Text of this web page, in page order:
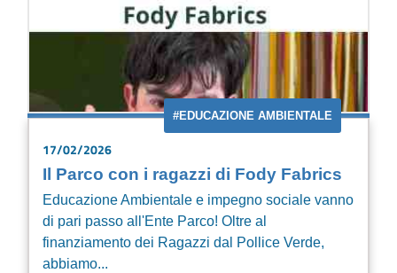
#EDUCAZIONE AMBIENTALE
17/02/2026
Il Parco con i ragazzi di Fody Fabrics
Educazione Ambientale e impegno sociale vanno
di pari passo all'Ente Parco! Oltre al
finanziamento dei Ragazzi dal Pollice Verde,
abbiamo...